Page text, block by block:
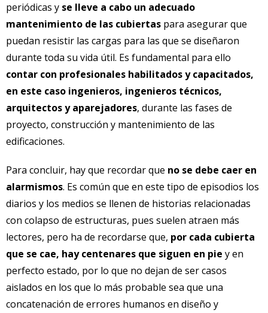
periódicas y se lleve a cabo un adecuado
mantenimiento de las cubiertas para asegurar que
puedan resistir las cargas para las que se diseñaron
durante toda su vida útil. Es fundamental para ello
contar con profesionales habilitados y capacitados,
en este caso ingenieros, ingenieros técnicos,
arquitectos y aparejadores, durante las fases de
proyecto, construcción y mantenimiento de las
edificaciones.
Para concluir, hay que recordar que no se debe caer en
alarmismos. Es común que en este tipo de episodios los
diarios y los medios se llenen de historias relacionadas
con colapso de estructuras, pues suelen atraen más
lectores, pero ha de recordarse que, por cada cubierta
que se cae, hay centenares que siguen en pie y en
perfecto estado, por lo que no dejan de ser casos
aislados en los que lo más probable sea que una
concatenación de errores humanos en diseño y